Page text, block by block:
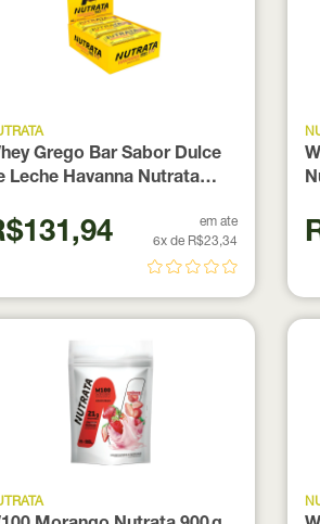
Grego Bar Sabor Dulce
Leche Havanna Nutrata
em ate
6x de R$23,34